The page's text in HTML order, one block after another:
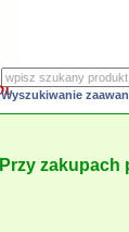
Wyszukiwanie
Przy zakupach